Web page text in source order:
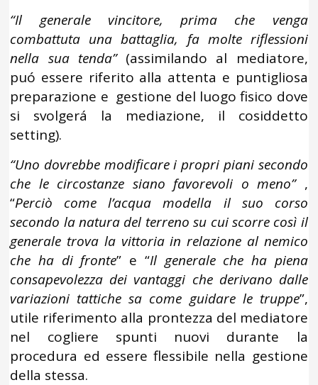
“Il generale vincitore, prima che venga
combattuta una battaglia, fa molte riflessioni
nella sua tenda”(assimilando al mediatore,
puó essere riferito alla attenta e puntigliosa
preparazione e gestione del luogo fisico dove
si svolgerá la mediazione, il cosiddetto
setting).
“Uno dovrebbe modificare i propri piani secondo
che le circostanze siano favorevoli o meno”,
“Perciò come l’acqua modella il suo corso
secondo la natura del terreno su cui scorre così il
generale trova la vittoria in relazione al nemico
che ha di fronte” e “Il generale che ha piena
consapevolezza dei vantaggi che derivano dalle
variazioni tattiche sa come guidare le truppe”,
utile riferimento alla prontezza del mediatore
nel cogliere spunti nuovi durante la
procedura ed essere flessibile nella gestione
della stessa.